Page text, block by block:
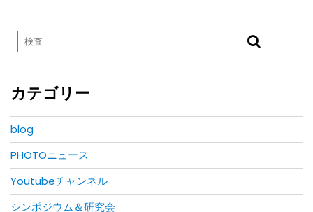
カテゴリー
blog
PHOTOニュース
Youtubeチャンネル
シンポジウム＆研究会